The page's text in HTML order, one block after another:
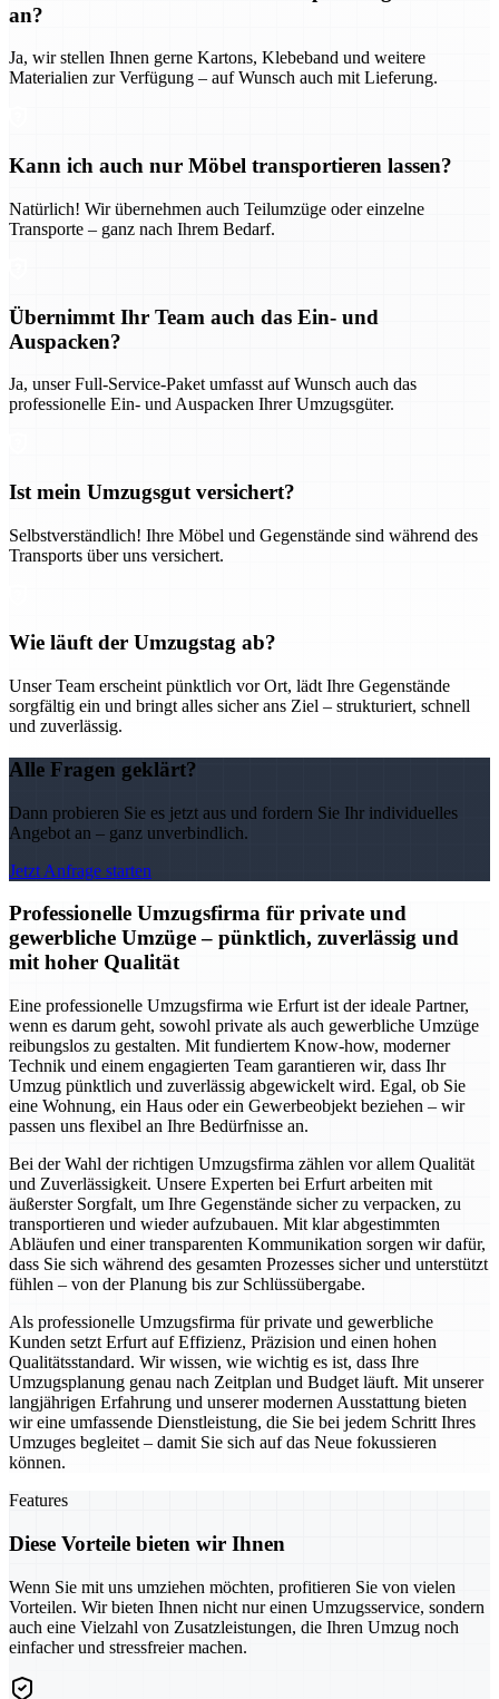
an?
Ja, wir stellen Ihnen gerne Kartons, Klebeband und weitere
Materialien zur Verfügung – auf Wunsch auch mit Lieferung.
Kann ich auch nur Möbel transportieren lassen?
Natürlich! Wir übernehmen auch Teilumzüge oder einzelne
Transporte – ganz nach Ihrem Bedarf.
Übernimmt Ihr Team auch das Ein- und
Auspacken?
Ja, unser Full-Service-Paket umfasst auf Wunsch auch das
professionelle Ein- und Auspacken Ihrer Umzugsgüter.
Ist mein Umzugsgut versichert?
Selbstverständlich! Ihre Möbel und Gegenstände sind während des
Transports über uns versichert.
Wie läuft der Umzugstag ab?
Unser Team erscheint pünktlich vor Ort, lädt Ihre Gegenstände
sorgfältig ein und bringt alles sicher ans Ziel – strukturiert, schnell
und zuverlässig.
Alle Fragen geklärt?
Dann probieren Sie es jetzt aus und fordern Sie Ihr individuelles
Angebot an – ganz unverbindlich.
Jetzt Anfrage starten
Professionelle Umzugsfirma für private und
gewerbliche Umzüge – pünktlich, zuverlässig und
mit hoher Qualität
Eine professionelle Umzugsfirma wie Erfurt ist der ideale Partner,
wenn es darum geht, sowohl private als auch gewerbliche Umzüge
reibungslos zu gestalten. Mit fundiertem Know-how, moderner
Technik und einem engagierten Team garantieren wir, dass Ihr
Umzug pünktlich und zuverlässig abgewickelt wird. Egal, ob Sie
eine Wohnung, ein Haus oder ein Gewerbeobjekt beziehen – wir
passen uns flexibel an Ihre Bedürfnisse an.
Bei der Wahl der richtigen Umzugsfirma zählen vor allem Qualität
und Zuverlässigkeit. Unsere Experten bei Erfurt arbeiten mit
äußerster Sorgfalt, um Ihre Gegenstände sicher zu verpacken, zu
transportieren und wieder aufzubauen. Mit klar abgestimmten
Abläufen und einer transparenten Kommunikation sorgen wir dafür,
dass Sie sich während des gesamten Prozesses sicher und unterstützt
fühlen – von der Planung bis zur Schlüssübergabe.
Als professionelle Umzugsfirma für private und gewerbliche
Kunden setzt Erfurt auf Effizienz, Präzision und einen hohen
Qualitätsstandard. Wir wissen, wie wichtig es ist, dass Ihre
Umzugsplanung genau nach Zeitplan und Budget läuft. Mit unserer
langjährigen Erfahrung und unserer modernen Ausstattung bieten
wir eine umfassende Dienstleistung, die Sie bei jedem Schritt Ihres
Umzuges begleitet – damit Sie sich auf das Neue fokussieren
können.
Features
Diese Vorteile bieten wir Ihnen
Wenn Sie mit uns umziehen möchten, profitieren Sie von vielen
Vorteilen. Wir bieten Ihnen nicht nur einen Umzugsservice, sondern
auch eine Vielzahl von Zusatzleistungen, die Ihren Umzug noch
einfacher und stressfreier machen.